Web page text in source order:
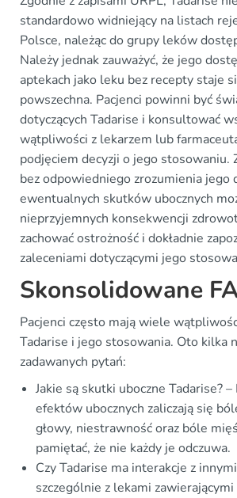
standardowo widniejący na listach
Polsce, należąc do grupy leków
Należy jednak zauważyć, że jego
aptekach jako leku bez recepty staje
powszechna. Pacjenci powinni być
dotyczących Tadarise i konsultować
wątpliwości z lekarzem lub
podjęciem decyzji o jego stosowaniu.
bez odpowiedniego zrozumienia jego
ewentualnych skutków ubocznych
nieprzyjemnych konsekwencji
zachować ostrożność i dokładnie
zaleceniami dotyczącymi jego
Skonsolidowane
Pacjenci często mają wiele
Tadarise i jego stosowania. Oto kilka
zadawanych pytań:
Jakie są skutki uboczne Tadarise?
efektów ubocznych zaliczają się
głowy, niestrawność oraz bóle
pamiętać, że nie każdy je odczuwa.
Czy Tadarise ma interakcje z
szczególnie z lekami